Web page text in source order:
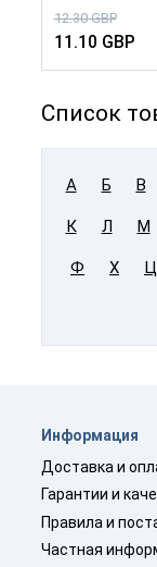
12.30 GBP
11.10 GBP
Список
А Б В
К Л М
Ф Х Ц
Информация
Доставка и
Гарантии и
Правила и
Частная